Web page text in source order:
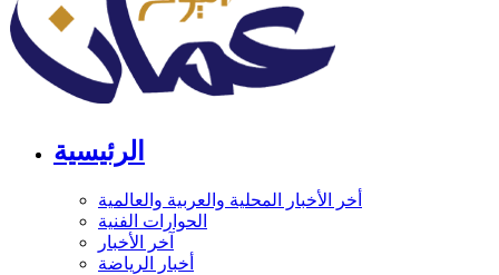
الرئيسية
أخر الأخبار المحلية والعربية والعالمية
الحوارات الفنية
آخر الأخبار
أخبار الرياضة